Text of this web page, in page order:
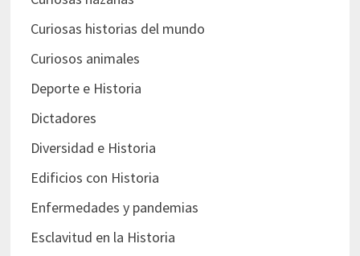
Curiosas historias del mundo
Curiosos animales
Deporte e Historia
Dictadores
Diversidad e Historia
Edificios con Historia
Enfermedades y pandemias
Esclavitud en la Historia